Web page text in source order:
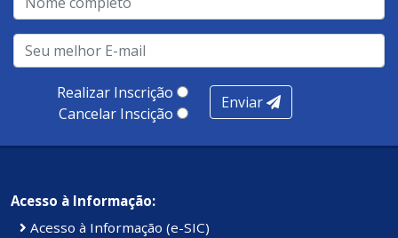
Realizar Inscrição
Cancelar Inscição
Enviar
Acesso à Informação:
Acesso à Informação (e-SIC)